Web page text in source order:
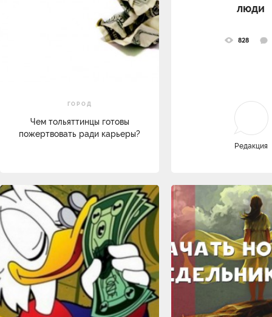
ГОРОД
Чем тольяттинцы готовы
пожертвовать ради карьеры?
люди
828
Редакция